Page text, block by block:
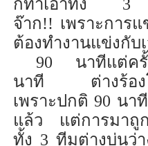
ก็ทำเอาทั้ง
จ๊าก!! เพราะการ
ต้องทำงานแข่งกับ
90 นาทีแต่ค
นาที
ต่างร้อง
เพราะปกติ 90 นา
แล้ว แต่การมาถูก
ทั้ง 3 ทีมต่างบ่นว่า